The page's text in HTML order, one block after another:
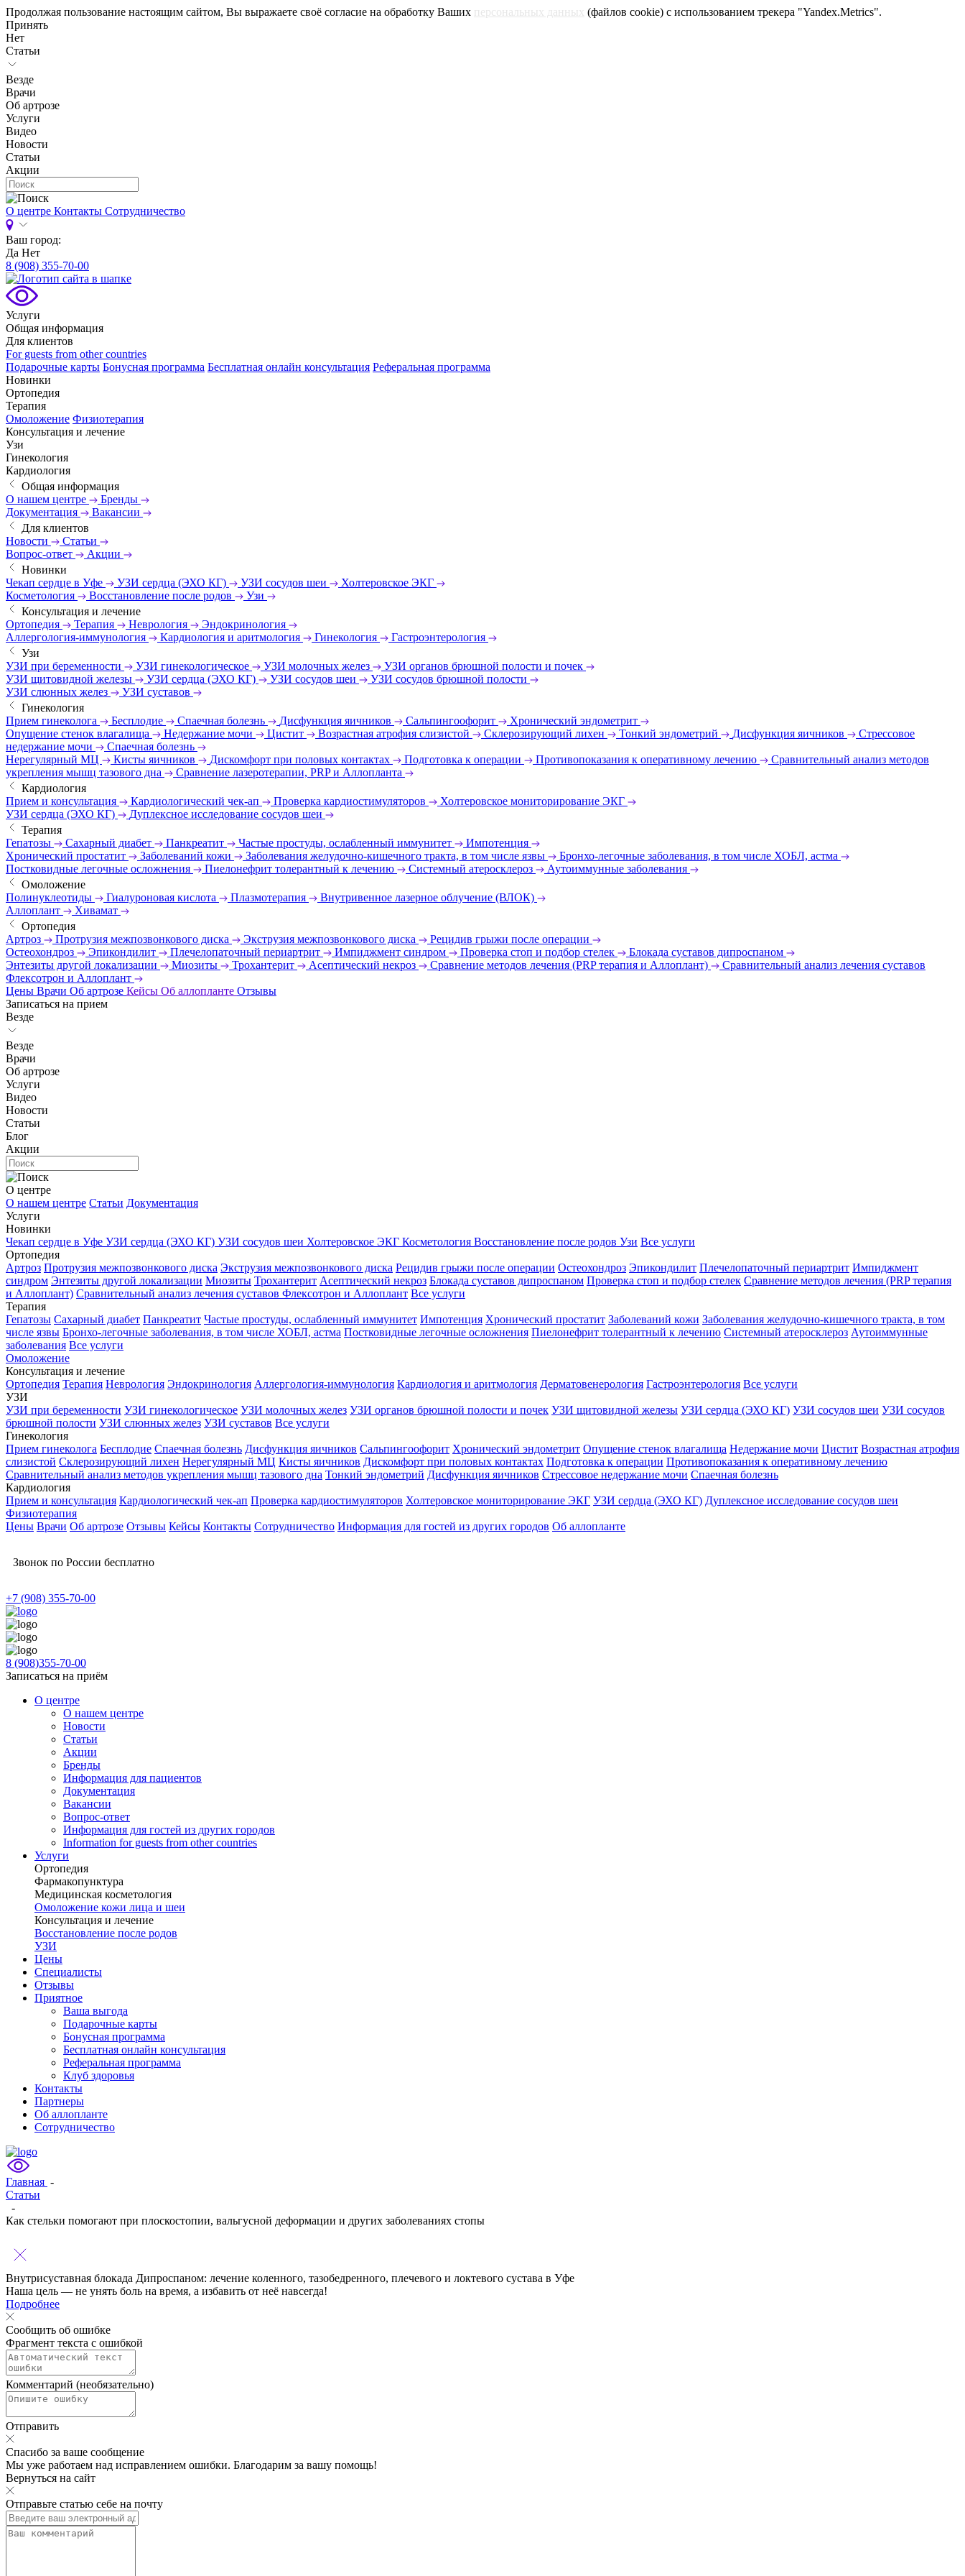
Продолжая пользование настоящим сайтом, Вы выражаете своё согласие на обработку Ваших персональных данных (файлов cookie) с использованием трекера "Yandex.Metrics".
Принять
Нет
Статьи
Везде
Врачи
Об артрозе
Услуги
Видео
Новости
Статьи
Акции
О центре Контакты Сотрудничество
Ваш город:
Да Нет
8 (908) 355-70-00
Услуги
Общая информация
Для клиентов
For guests from other countries
Подарочные карты Бонусная программа Бесплатная онлайн консультация Реферальная программа
Новинки
Ортопедия
Терапия
Омоложение Физиотерапия
Консультация и лечение
Узи
Гинекология
Кардиология
Общая информация
О нашем центре
Бренды
Документация
Вакансии
Для клиентов
Новости
Статьи
Вопрос-ответ
Акции
Новинки
Чекап сердце в Уфе
УЗИ сердца (ЭХО КГ) УЗИ сосудов шеи
Холтеровское ЭКГ
Косметология
Восстановление после родов
Узи
Консультация и лечение
Ортопедия
Терапия Неврология
Эндокринология
Аллергология-иммунология
Кардиология и аритмология Гинекология
Гастроэнтерология
Узи
УЗИ при беременности
УЗИ гинекологическое УЗИ молочных желез
УЗИ органов брюшной полости и почек
УЗИ щитовидной железы
УЗИ сердца (ЭХО КГ) УЗИ сосудов шеи
УЗИ сосудов брюшной полости
УЗИ слюнных желез
УЗИ суставов
Гинекология
Прием гинеколога
Бесплодие Спаечная болезнь Дисфункция яичников Сальпингоофорит
Хронический эндометрит
Опущение стенок влагалища
Недержание мочи Цистит Возрастная атрофия слизистой Склерозирующий лихен Тонкий эндометрий Дисфункция яичников
Стрессовое
недержание мочи
Спаечная болезнь
Нерегулярный МЦ
Кисты яичников Дискомфорт при половых контактах Подготовка к операции Противопоказания к оперативному лечению
Сравнительный анализ методов
укрепления мышц тазового дна
Сравнение лазеротерапии, PRP и Аллопланта
Кардиология
Прием и консультация
Кардиологический чек-ап Проверка кардиостимуляторов
Холтеровское мониторирование ЭКГ
УЗИ сердца (ЭХО КГ)
Дуплексное исследование сосудов шеи
Терапия
Гепатозы
Сахарный диабет Панкреатит Частые простуды, ослабленный иммунитет
Импотенция
Хронический простатит
Заболеваний кожи Заболевания желудочно-кишечного тракта, в том числе язвы
Бронхо-легочные заболевания, в том числе ХОБЛ, астма
Постковидные легочные осложнения
Пиелонефрит толерантный к лечению Системный атеросклероз
Аутоиммунные заболевания
Омоложение
Полинуклеотиды
Гиалуроновая кислота Плазмотерапия
Внутривенное лазерное облучение (ВЛОК)
Аллоплант
Хивамат
Ортопедия
Артроз
Протрузия межпозвонкового диска Экструзия межпозвонкового диска
Рецидив грыжи после операции
Остеохондроз
Эпикондилит Плечелопаточный периартрит Импиджмент синдром Проверка стоп и подбор стелек
Блокада суставов дипроспаном
Энтезиты другой локализации
Миозиты Трохантерит Асептический некроз Сравнение методов лечения (PRP терапия и Аллоплант)
Сравнительный анализ лечения суставов
Флексотрон и Аллоплант
Цены Врачи Об артрозе Кейсы Об аллопланте Отзывы
Записаться на прием
Везде
Везде
Врачи
Об артрозе
Услуги
Видео
Новости
Статьи
Блог
Акции
О центре
О нашем центре Статьи Документация
Услуги
Новинки
Чекап сердце в Уфе УЗИ сердца (ЭХО КГ) УЗИ сосудов шеи Холтеровское ЭКГ Косметология Восстановление после родов Узи Все услуги
Ортопедия
Артроз Протрузия межпозвонкового диска Экструзия межпозвонкового диска Рецидив грыжи после операции Остеохондроз Эпикондилит Плечелопаточный периартрит Импиджмент
синдром Энтезиты другой локализации Миозиты Трохантерит Асептический некроз Блокада суставов дипроспаном Проверка стоп и подбор стелек Сравнение методов лечения (PRP терапия
и Аллоплант) Сравнительный анализ лечения суставов Флексотрон и Аллоплант Все услуги
Терапия
Гепатозы Сахарный диабет Панкреатит Частые простуды, ослабленный иммунитет Импотенция Хронический простатит Заболеваний кожи Заболевания желудочно-кишечного тракта, в том
числе язвы Бронхо-легочные заболевания, в том числе ХОБЛ, астма Постковидные легочные осложнения Пиелонефрит толерантный к лечению Системный атеросклероз Аутоиммунные
заболевания Все услуги
Омоложение
Консультация и лечение
Ортопедия Терапия Неврология Эндокринология Аллергология-иммунология Кардиология и аритмология Дерматовенерология Гастроэнтерология Все услуги
УЗИ
УЗИ при беременности УЗИ гинекологическое УЗИ молочных желез УЗИ органов брюшной полости и почек УЗИ щитовидной железы УЗИ сердца (ЭХО КГ) УЗИ сосудов шеи УЗИ сосудов
брюшной полости УЗИ слюнных желез УЗИ суставов Все услуги
Гинекология
Прием гинеколога Бесплодие Спаечная болезнь Дисфункция яичников Сальпингоофорит Хронический эндометрит Опущение стенок влагалища Недержание мочи Цистит Возрастная атрофия
слизистой Склерозирующий лихен Нерегулярный МЦ Кисты яичников Дискомфорт при половых контактах Подготовка к операции Противопоказания к оперативному лечению
Сравнительный анализ методов укрепления мышц тазового дна Тонкий эндометрий Дисфункция яичников Стрессовое недержание мочи Спаечная болезнь
Кардиология
Прием и консультация Кардиологический чек-ап Проверка кардиостимуляторов Холтеровское мониторирование ЭКГ УЗИ сердца (ЭХО КГ) Дуплексное исследование сосудов шеи
Физиотерапия
Цены Врачи Об артрозе Отзывы Кейсы Контакты Сотрудничество Информация для гостей из других городов Об аллопланте
Звонок по России бесплатно
+7 (908) 355-70-00
8 (908)355-70-00
Записаться на приём
О центре
О нашем центре
Новости
Статьи
Акции
Бренды
Информация для пациентов
Документация
Вакансии
Вопрос-ответ
Информация для гостей из других городов
Information for guests from other countries
Услуги
Ортопедия
Фармакопунктура
Медицинская косметология
Омоложение кожи лица и шеи
Консультация и лечение
Восстановление после родов
УЗИ
Цены
Специалисты
Отзывы
Приятное
Ваша выгода
Подарочные карты
Бонусная программа
Бесплатная онлайн консультация
Реферальная программа
Клуб здоровья
Контакты
Партнеры
Об аллопланте
Сотрудничество
Главная -
Статьи
-
Как стельки помогают при плоскостопии, вальгусной деформации и других заболеваниях стопы
Внутрисуставная блокада Дипроспаном: лечение коленного, тазобедренного, плечевого и локтевого сустава в Уфе
Наша цель — не унять боль на время, а избавить от неё навсегда!
Подробнее
Сообщить об ошибке
Фрагмент текста с ошибкой
Комментарий (необязательно)
Отправить
Спасибо за ваше сообщение
Мы уже работаем над исправлением ошибки. Благодарим за вашу помощь!
Вернуться на сайт
Отправьте статью себе на почту